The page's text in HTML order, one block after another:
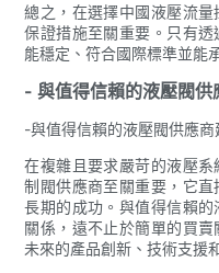
總之，在選擇中國液壓流
保證措施至關重要。只有
能穩定、符合國際標準並能
- 與值得信賴的液壓閥
-與值得信賴的液壓閥供應
在複雜且要求嚴苛的液壓
制閥供應商至關重要，它
長期的成功。與值得信賴
關係，遠不止於簡單的買
未來的產品創新、技術支援